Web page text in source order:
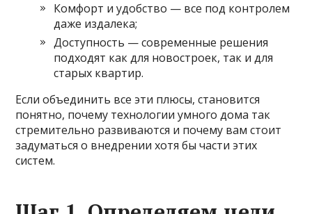
Комфорт и удобство — все под контролем
даже издалека;
Доступность — современные решения
подходят как для новостроек, так и для
старых квартир.
Если объединить все эти плюсы, становится
понятно, почему технологии умного дома так
стремительно развиваются и почему вам стоит
задуматься о внедрении хотя бы части этих
систем.